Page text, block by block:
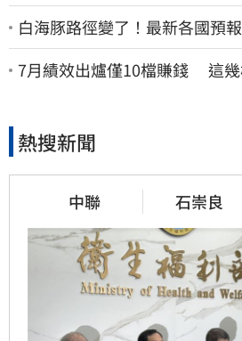
白海豚路徑變了！最新各國預
灣又更近一點
7月績效出爐僅10檔賺錢 這
熱搜新聞
中聯 石崇良